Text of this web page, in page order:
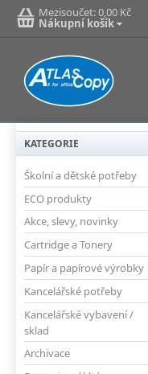
Mezisoučet:0,00 Kč
Nákupní košík
KATEGORIE
Školní a dětské potřeby
ECO produkty
Akce, slevy, novinky
Cartridge a Tonery
Papír a papírové výrobky
Kancelářské potřeby
Kancelářské vybavení /
sklad
Archivace